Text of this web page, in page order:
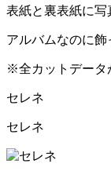
表紙と裏表紙に写
アルバムなのに飾
※全カットデータ
セレネ
セレネ